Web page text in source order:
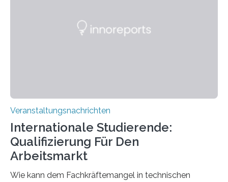
für neurologische und psychiatrische Erkrankungen
Veranstaltungsnachrichten
Internationale Studierende:
Qualifizierung Für Den
Arbeitsmarkt
Wie kann dem Fachkräftemangel in technischen